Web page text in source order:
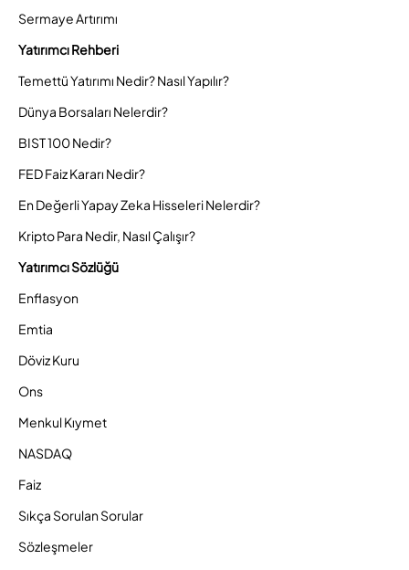
Sermaye Artırımı
Yatırımcı Rehberi
Temettü Yatırımı Nedir? Nasıl Yapılır?
Dünya Borsaları Nelerdir?
BIST 100 Nedir?
FED Faiz Kararı Nedir?
En Değerli Yapay Zeka Hisseleri Nelerdir?
Kripto Para Nedir, Nasıl Çalışır?
Yatırımcı Sözlüğü
Enflasyon
Emtia
Döviz Kuru
Ons
Menkul Kıymet
NASDAQ
Faiz
Sıkça Sorulan Sorular
Sözleşmeler